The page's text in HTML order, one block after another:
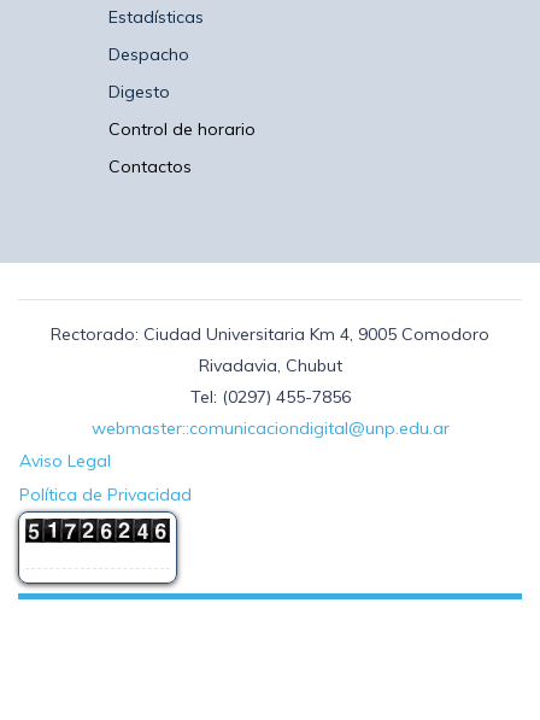
Estadísticas
Despacho
Digesto
Control de horario
Contactos
Rectorado: Ciudad Universitaria Km 4, 9005 Comodoro
Rivadavia, Chubut
Tel: (0297) 455-7856
webmaster::comunicaciondigital@unp.edu.ar
Aviso Legal
Política de Privacidad